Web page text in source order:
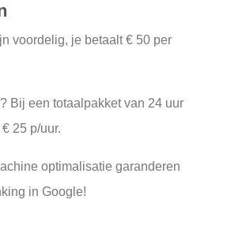
voordelig, je betaalt € 50 per
Bij een totaalpakket van 24 uur
25 p/uur.
optimalisatie garanderen
in Google!